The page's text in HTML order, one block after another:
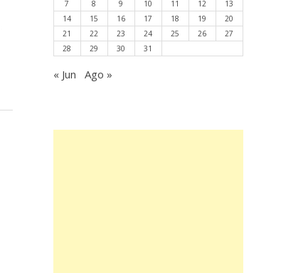
7 8 9 10 11 12
13
14
15 16 17 18 19
20
21
22 23 24 25 26
27
28
29 30 31
« Jun Ago »